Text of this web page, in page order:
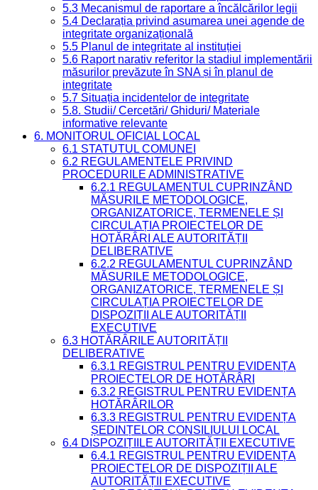
5.3 Mecanismul de raportare a încălcărilor legii
5.4 Declarația privind asumarea unei agende de
integritate organizațională
5.5 Planul de integritate al instituției
5.6 Raport narativ referitor la stadiul implementării
măsurilor prevăzute în SNA și în planul de
integritate
5.7 Situația incidentelor de integritate
5.8. Studii/ Cercetări/ Ghiduri/ Materiale
informative relevante
6. MONITORUL OFICIAL LOCAL
6.1 STATUTUL COMUNEI
6.2 REGULAMENTELE PRIVIND
PROCEDURILE ADMINISTRATIVE
6.2.1 REGULAMENTUL CUPRINZÂND
MĂSURILE METODOLOGICE,
ORGANIZATORICE, TERMENELE ȘI
CIRCULAȚIA PROIECTELOR DE
HOTĂRÂRI ALE AUTORITĂȚII
DELIBERATIVE
6.2.2 REGULAMENTUL CUPRINZÂND
MĂSURILE METODOLOGICE,
ORGANIZATORICE, TERMENELE ȘI
CIRCULAȚIA PROIECTELOR DE
DISPOZIȚII ALE AUTORITĂȚII
EXECUTIVE
6.3 HOTĂRÂRILE AUTORITĂȚII
DELIBERATIVE
6.3.1 REGISTRUL PENTRU EVIDENȚA
PROIECTELOR DE HOTĂRÂRI
6.3.2 REGISTRUL PENTRU EVIDENȚA
HOTĂRÂRILOR
6.3.3 REGISTRUL PENTRU EVIDENȚA
ȘEDINȚELOR CONSILIULUI LOCAL
6.4 DISPOZIȚIILE AUTORITĂȚII EXECUTIVE
6.4.1 REGISTRUL PENTRU EVIDENȚA
PROIECTELOR DE DISPOZIȚII ALE
AUTORITĂȚII EXECUTIVE